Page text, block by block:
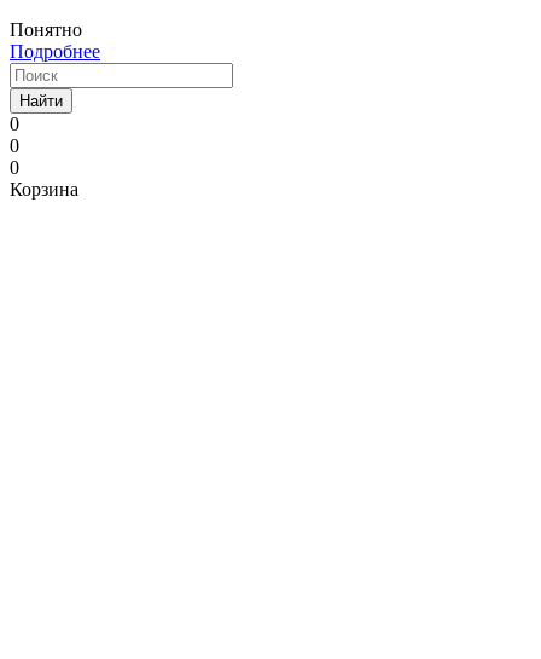
Понятно
Подробнее
Найти
0
0
0
Корзина